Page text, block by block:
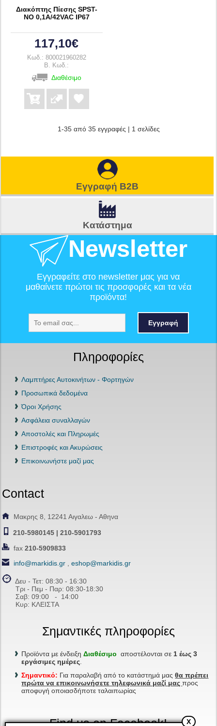
Διακόπτης Πίεσης SPST-
NO 0,1A/42VAC IP67
117,10€
Κωδ.: 800021960282
B. Κωδ.:
Διαθέσιμο
1-35 από 35 εγγραφές | 1 σελίδες
Εγγραφή B2B
Κατάστημα
Newsletter
Εγγραφείτε στο newsletter μας για να
μαθαίνετε πρώτοι τις προσφορές και τα νέα
προϊόντα!
Εγγραφή
Πληροφορίες
Λαμπτήρες Αυτοκινήτων - Φορτηγών
Προσωπικά δεδομένα
Όροι Χρήσης
Ασφάλεια συναλλαγών
Αποστολές και Πληρωμές
Επιστροφές και Ακυρώσεις
Επικοινωνήστε μαζί μας
Contact
Μακρης 8, 12241 Αιγαλεω - Αθηνα
210-5980145 | 210-5901793
fax210-5909833
info@markidis.gr ,eshop@markidis.gr
Δευ - Τετ: 08:30 - 16:30
Τρι - Πεμ - Παρ: 08:30-18:30
Σαβ:09:00 - 14:00
Κυρ: ΚΛΕΙΣΤΑ
Σημαντικές πληροφορίες
Προϊόντα με ένδειξηΔιαθέσιμο αποστέλονται σε 1 έως 3
εργάσιμες ημέρες
Σημαντικό: Για παραλαβή από το κατάστημά μαςθα πρέπει
πρώτα να επικοινωνήσετε τηλεφωνικά μαζί μαςπρος
αποφυγή οποιασδήποτε ταλαιπωρίας
Find us on Facebook! X